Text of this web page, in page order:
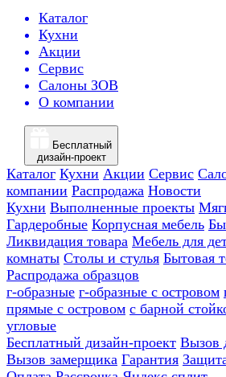
Каталог
Кухни
Акции
Сервис
Салоны ЗОВ
О компании
Бесплатный
дизайн-проект
Каталог Кухни Акции Сервис
компании Распродажа Новости
Кухни Выполненные проекты
Гардеробные Корпусная мебель
Ликвидация товара Мебель для
комнаты Столы и стулья Бытовая
Распродажа образцов
г-образные г-образные с островом
прямые с островом с барной
угловые
Бесплатный дизайн-проект Вызов
Вызов замерщика Гарантия